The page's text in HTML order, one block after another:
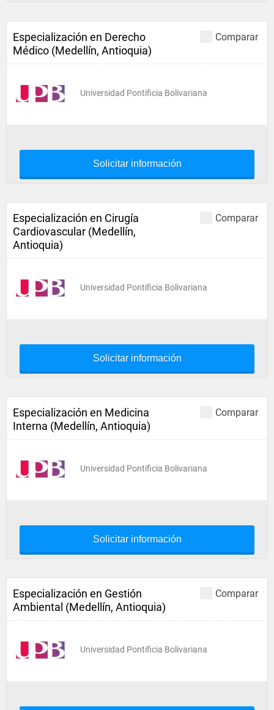
Comparar
Especialización en Derecho
Médico (Medellín, Antioquia)
Universidad Pontificia Bolivariana
Solicitar información
Comparar
Especialización en Cirugía
Cardiovascular (Medellín,
Antioquia)
Universidad Pontificia Bolivariana
Solicitar información
Comparar
Especialización en Medicina
Interna (Medellín, Antioquia)
Universidad Pontificia Bolivariana
Solicitar información
Comparar
Especialización en Gestión
Ambiental (Medellín, Antioquia)
Universidad Pontificia Bolivariana